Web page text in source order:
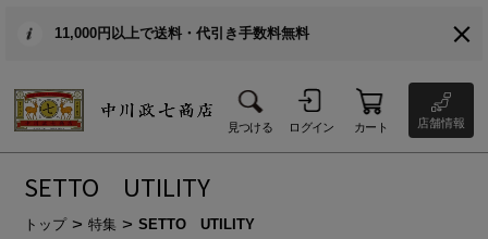
11,000円以上で送料・代引き手数料無料
見つける ログイン カート 店舗情報
SETTO UTILITY
トップ 特集 SETTO UTILITY